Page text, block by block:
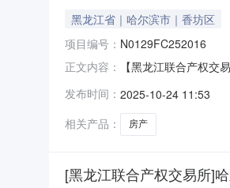
黑龙江省｜哈尔滨市｜香坊区
项目编号： N0129FC252016
正文内容：
【黑龙江联合产权
明事项无原文链接
发布时间： 2025-10-24 11:53
相关产品：
房产
[黑龙江联合产权交易所]